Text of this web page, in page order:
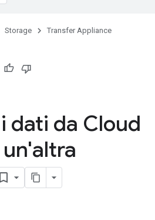
Storage
Transfer Appliance
dati da Cloud